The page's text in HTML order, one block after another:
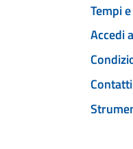
Tempi
Accedi
Contatti